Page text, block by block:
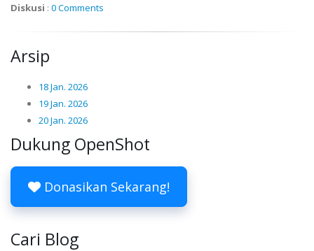
Diskusi : 0 Comments
Arsip
18 Jan. 2026
19 Jan. 2026
20 Jan. 2026
Dukung OpenShot
Donasikan Sekarang!
Cari Blog